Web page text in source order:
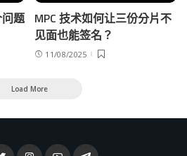
题
MPC 技术如何让三份分片不
见面也能签名？
11/08/2025
Load More